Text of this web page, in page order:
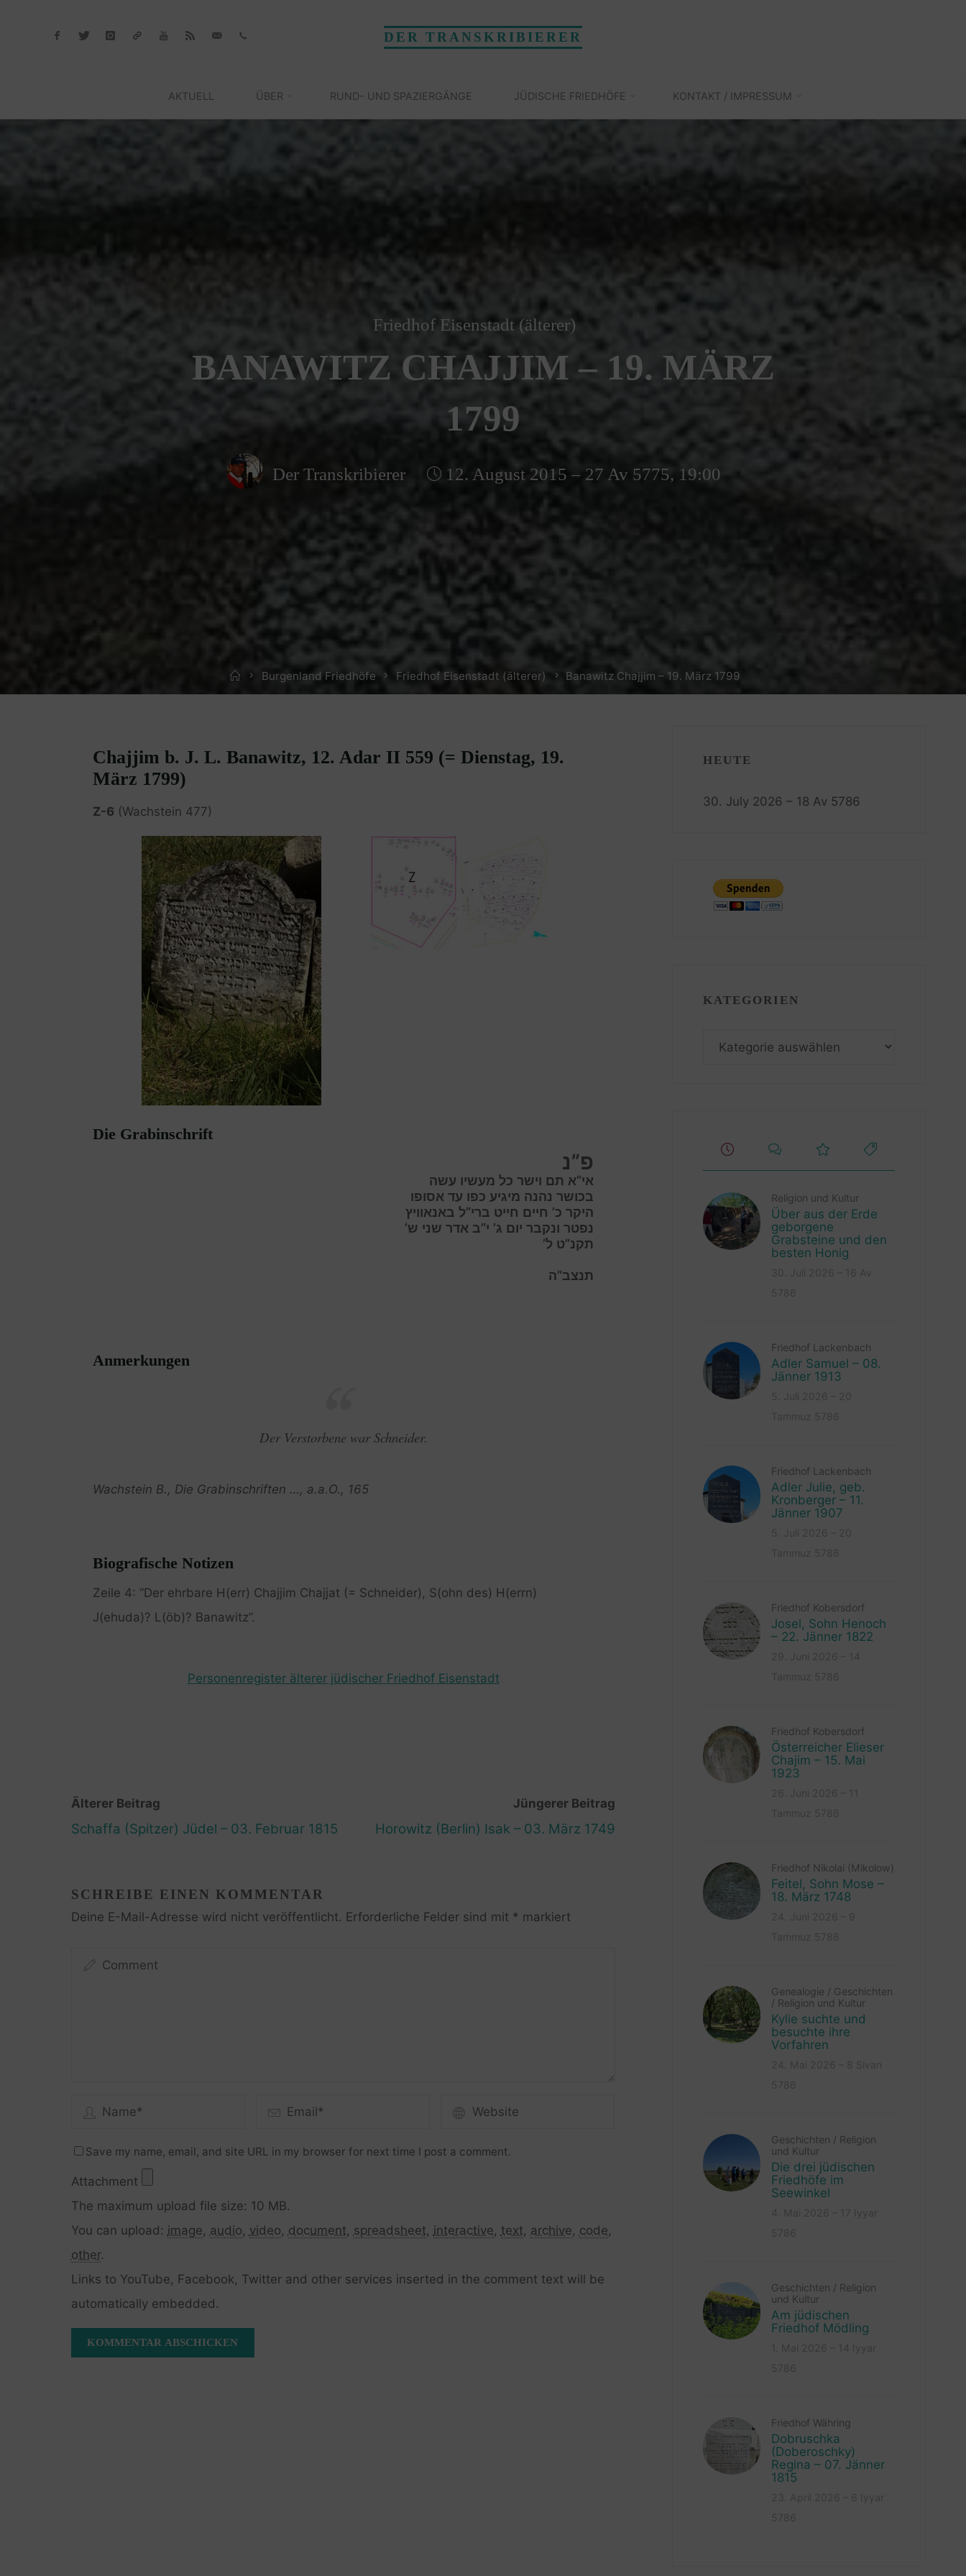
DER TRANSKRIBIERER
AKTUELL ÜBER RUND- UND SPAZIERGÄNGE JÜDISCHE FRIEDHÖFE KONTAKT / IMPRESSUM
Friedhof Eisenstadt (älterer)
BANAWITZ CHAJJIM – 19. MÄRZ
1799
Der Transkribierer 12. August 2015 – 27 Av 5775, 19:00
HomeBurgenland Friedhöfe Friedhof Eisenstadt (älterer) Banawitz Chajjim – 19. März 1799
Chajjim b. J. L. Banawitz, 12. Adar II 559 (= Dienstag, 19.
März 1799)
Z-6 (Wachstein 477)
Die Grabinschrift
פ”נ
אי”א תם וישר כל מעשיו עשה
בכושר נהנה מיגיע כפו עד אסופו
היקר כ’ חיים חייט ברי”ל באנאוויץ
נפטר ונקבר יום ג’ י”ב אדר שני ש’
תקנ”ט ל’
תנצב”ה
Anmerkungen
Der Verstorbene war Schneider.
Wachstein B., Die Grabinschriften …, a.a.O., 165
Biografische Notizen
Zeile 4: “Der ehrbare H(err) Chajjim Chajjat (= Schneider), S(ohn des) H(errn)
J(ehuda)? L(öb)? Banawitz”.
Personenregister älterer jüdischer Friedhof Eisenstadt
Älterer Beitrag
Schaffa (Spitzer) Jüdel – 03. Februar 1815
Jüngerer Beitrag
Horowitz (Berlin) Isak – 03. März 1749
SCHREIBE EINEN KOMMENTAR
Deine E-Mail-Adresse wird nicht veröffentlicht. Erforderliche Felder sind mit * markiert
Save my name, email, and site URL in my browser for next time I post a comment.
Attachment
The maximum upload file size: 10 MB.
You can upload: image, audio, video, document, spreadsheet, interactive, text, archive, code,
other.
Links to YouTube, Facebook, Twitter and other services inserted in the comment text will be
automatically embedded.
HEUTE
30. July 2026 – 18 Av 5786
KATEGORIEN
Religion und Kultur
Über aus der Erde
geborgene
Grabsteine und den
besten Honig
Friedhof Lackenbach
Adler Samuel – 08.
Jänner 1913
Friedhof Lackenbach
Adler Julie, geb.
Kronberger – 11.
Jänner 1907
Friedhof Kobersdorf
Josel, Sohn Henoch
– 22. Jänner 1822
Friedhof Kobersdorf
Österreicher Elieser
Chajim – 15. Mai
1923
Friedhof Nikolai (Mikolow)
Feitel, Sohn Mose –
18. März 1748
Genealogie / Geschichten
/ Religion und Kultur
Kylie suchte und
besuchte ihre
Vorfahren
Geschichten / Religion
und Kultur
Die drei jüdischen
Friedhöfe im
Seewinkel
Geschichten / Religion
und Kultur
Am jüdischen
Friedhof Mödling
Friedhof Währing
Dobruschka
(Doberoschky)
Regina – 07. Jänner
1815